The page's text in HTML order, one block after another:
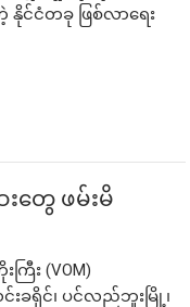
င်ငံတခု ဖြစ်လာရေး
တွေ ဖမ်းမိ
ြီး (VOM)
းခရိုင်၊ ပင်လည်ဘူးမြို့၊